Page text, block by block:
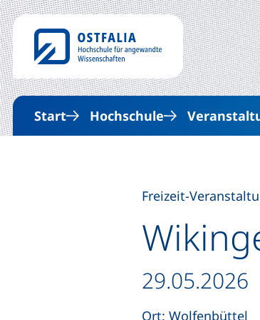
Start Hochschule
Freizeit-
Datum /
29.05.2026
Ort: Wolfenbüttel